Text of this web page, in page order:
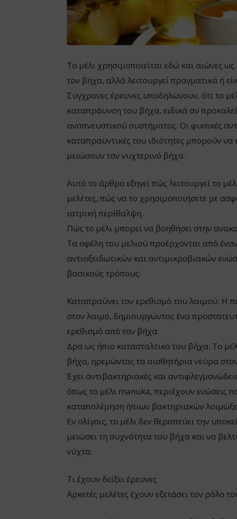
Το μέλι χρησιμοποιείται εδώ και αιώνες
τον βήχα, αλλά λειτουργεί πραγματικά ή
Σύγχρονες έρευνες υποδηλώνουν, ότι το
καταπράυνση του βήχα, ειδικά αν
αναπνευστικού συστήματος. Οι φυσικές
καταπραϋντικές του ιδιότητες μπορούν
μειώσουν τον νυχτερινό βήχα.
Αυτό το άρθρο εξηγεί πώς λειτουργεί το
μελέτες, πώς να το χρησιμοποιήσετε με
ιατρική περίθαλψη.
Πώς το μέλι μπορεί να βοηθήσει στην
Τα οφέλη του μελιού προέρχονται από
αντιοξειδωτικών και αντιμικροβιακών
βασικούς τρόπους:
Καταπραΰνει τον ερεθισμό του λαιμού: Η
στον λαιμό, δημιουργώντας ένα
ερεθισμό από τον βήχα.
Δρα ως ήπιο κατασταλτικό του βήχα: Το
βήχα, ηρεμώντας τα αισθητήρια νεύρα
Έχει αντιβακτηριακές και
όπως το μέλι manuka, περιέχουν ενώσεις
καταπολέμηση ήπιων βακτηριακών
Εν ολίγοις, το μέλι δεν θεραπεύει την
μειώσει τη συχνότητα του βήχα και να
νύχτα.
Τι έχουν δείξει έρευνες
Αρκετές μελέτες έχουν εξετάσει τον ρόλο